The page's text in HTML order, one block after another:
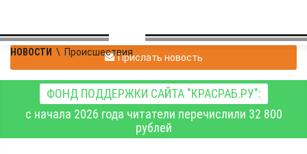
НОВОСТИ \ ПроисшествияПрислать новость
ФОНД ПОДДЕРЖКИ САЙТА "КРАСРАБ.РУ":
с начала 2026 года читатели перечислили 32 800
рублей